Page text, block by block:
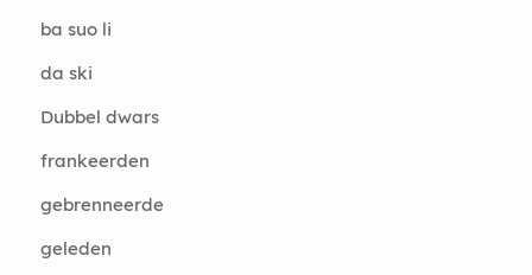
ba suo li
da ski
Dubbel dwars
frankeerden
gebrenneerde
geleden